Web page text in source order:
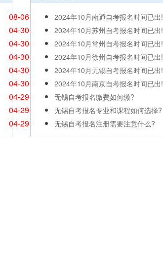
08-06
04-30
04-30
04-30
04-30
04-30
04-29
04-29
04-29
2024年10月南通自考报名时间已出!
2024年10月苏州自考报名时间已出!
2024年10月常州自考报名时间已出!
2024年10月徐州自考报名时间已出!
2024年10月无锡自考报名时间已出!
2024年10月南京自考报名时间已出!
无锡自考报名缴费如何缴?
无锡自考报名专业和课程如何选择?
无锡自考报名注册需要注意什么?